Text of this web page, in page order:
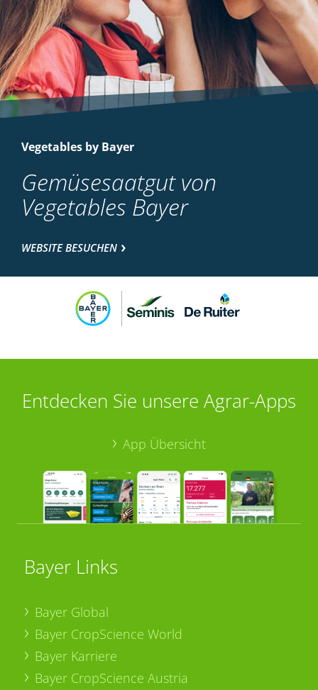
Vegetables by Bayer
Gemüsesaatgut von
Vegetables Bayer
WEBSITE BESUCHEN
Entdecken Sie unsere Agrar-Apps
App Übersicht
Bayer Links
Bayer Global
Bayer CropScience World
Bayer Karriere
Bayer CropScience Austria